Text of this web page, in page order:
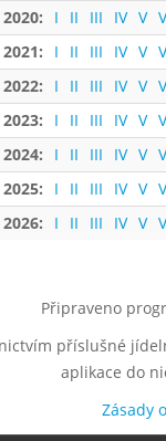
2020:
I II III IV V
2021:
I II III IV V
2022:
I II III IV V
2023:
I II III IV V
2024:
I II III IV V
2025:
I II III IV V
2026:
I II III IV V
Připraveno
příslušné
aplikace do
Zásady